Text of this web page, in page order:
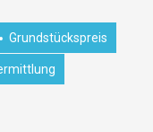
Grundstückspreis